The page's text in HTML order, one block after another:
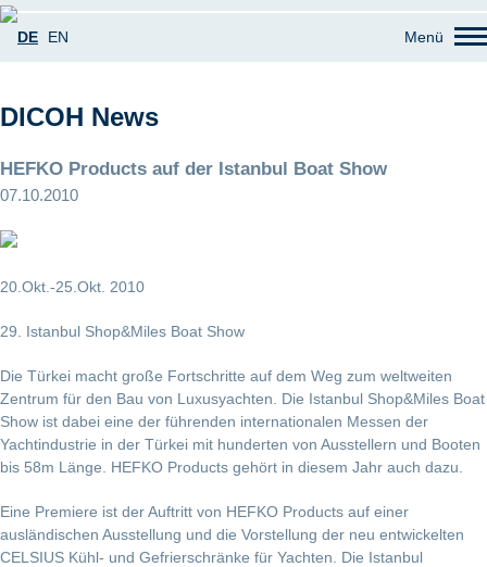
Menü
DE EN
DICOH News
HEFKO Products auf der Istanbul Boat Show
07.10.2010
20.Okt.-25.Okt. 2010
29. Istanbul Shop&Miles Boat Show
Die Türkei macht große Fortschritte auf dem Weg zum weltweiten
Zentrum für den Bau von Luxusyachten. Die Istanbul Shop&Miles Boat
Show ist dabei eine der führenden internationalen Messen der
Yachtindustrie in der Türkei mit hunderten von Ausstellern und Booten
bis 58m Länge. HEFKO Products gehört in diesem Jahr auch dazu.
Eine Premiere ist der Auftritt von HEFKO Products auf einer
ausländischen Ausstellung und die Vorstellung der neu entwickelten
CELSIUS Kühl- und Gefrierschränke für Yachten. Die Istanbul